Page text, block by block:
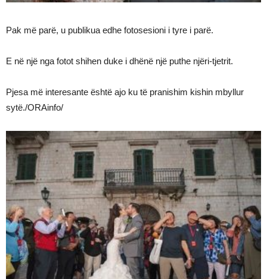
Pak më parë, u publikua edhe fotosesioni i tyre i parë.
E në një nga fotot shihen duke i dhënë një puthe njëri-tjetrit.
Pjesa më interesante është ajo ku të pranishim kishin mbyllur
sytë./ORAinfo/